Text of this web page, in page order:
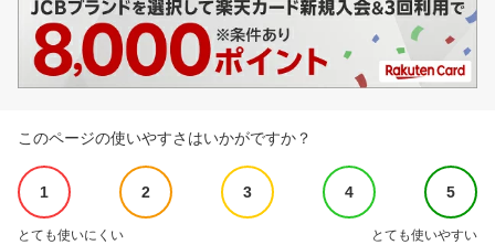
このページの使いやすさはいかがですか？
1 2 3 4 5
とても使いにくい とても使いやすい